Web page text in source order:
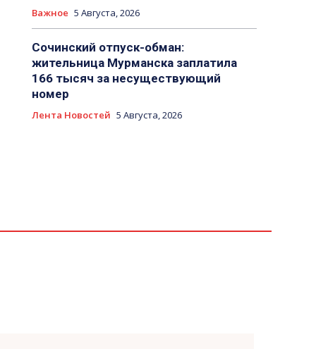
Важное 5 Августа, 2026
Сочинский отпуск-обман:
жительница Мурманска заплатила
166 тысяч за несуществующий
номер
Лента Новостей 5 Августа, 2026